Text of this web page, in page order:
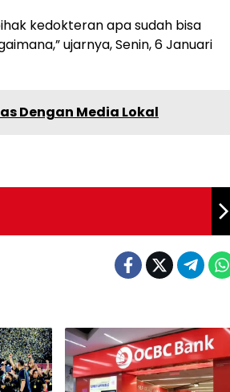
kedokteran apa sudah bisa
ujarnya, Senin, 6 Januari
Dengan Media Lokal